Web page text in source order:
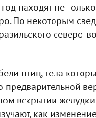
находят не
По некоторым
северо-
птиц, тела
предварительной
вскрытии
как